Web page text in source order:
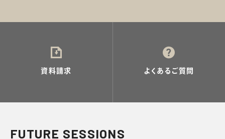
資料請求 よくあるご質問
FUTURE SESSIONS